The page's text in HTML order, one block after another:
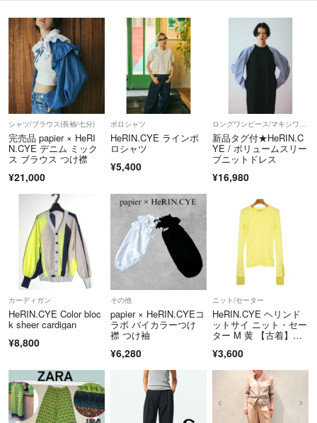
シャツ/ブラウス(長袖/七分)
完売品 papier × HeRI
N.CYE デニム ミック
ス ブラウス つけ襟
¥21,000
ポロシャツ
HeRIN.CYE ラインポ
ロシャツ
¥5,400
新品タグ付★HeRIN.C
YE / ボリュームスリー
ブニットドレス
¥16,980
カーディガン
HeRIN.CYE Color bloc
k sheer cardigan
¥8,800
その他
papier × HeRIN.CYEコ
ラボ バイカラーつけ
襟 つけ袖
¥6,280
ニット/セーター
HeRIN.CYE ヘリンド
ットサイ ニット・セー
ター M 黄 【古着】
¥3,600